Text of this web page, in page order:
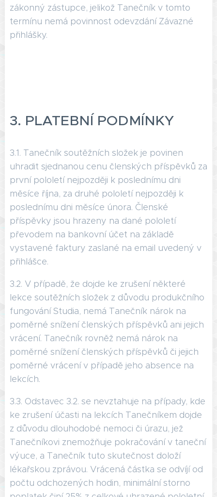
zákonný zástupce, jelikož Tanečník v tomto
termínu nemá povinnost odevzdání Závazné
přihlášky.
3. ‍PLATEBNÍ PODMÍNKY
3.1. Tanečník soutěžních složek je povinen
uhradit sjednanou cenu členských příspěvků za
první pololetí nejpozději k poslednímu dni
měsíce října, za druhé pololetí nejpozději k
poslednímu dni měsíce února. Členské
příspěvky jsou hrazeny na dané pololetí
převodem na bankovní účet na základě
vystavené faktury zaslané na email uvedený v
přihlášce.
3.2. V případě, že dojde ke zrušení některé
lekce soutěžních složek z důvodu produkčního
fungování Studia, nemá Tanečník nárok na
poměrné snížení členských příspěvků ani jejich
vrácení. Tanečník rovněž nemá nárok na
poměrné snížení členských příspěvků či jejich
poměrné vrácení v případě jeho absence na
lekcích.
3.3. Odstavec 3.2. se nevztahuje na případy, kde
ke zrušení účasti na lekcích Tanečníkem dojde
z důvodu dlouhodobé nemoci či úrazu, jež
Tanečníkovi znemožňuje pokračování v taneční
výuce, a Tanečník tuto skutečnost doloží
lékařskou zprávou. Vrácená částka se odvíjí od
počtu odchozených hodin, minimální storno